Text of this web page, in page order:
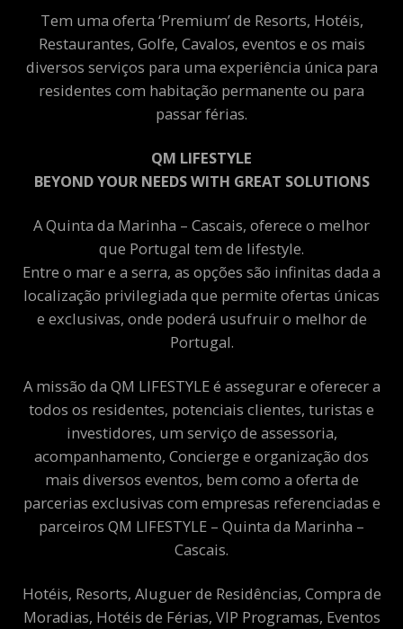
Tem uma oferta ‘Premium’ de Resorts, Hotéis,
Restaurantes, Golfe, Cavalos, eventos e os mais
diversos serviços para uma experiência única para
residentes com habitação permanente ou para
passar férias.
QM LIFESTYLE
BEYOND YOUR NEEDS WITH GREAT SOLUTIONS
A Quinta da Marinha – Cascais, oferece o melhor
que Portugal tem de lifestyle.
Entre o mar e a serra, as opções são infinitas dada a
localização privilegiada que permite ofertas únicas
e exclusivas, onde poderá usufruir o melhor de
Portugal.
A missão da QM LIFESTYLE é assegurar e oferecer a
todos os residentes, potenciais clientes, turistas e
investidores, um serviço de assessoria,
acompanhamento, Concierge e organização dos
mais diversos eventos, bem como a oferta de
parcerias exclusivas com empresas referenciadas e
parceiros QM LIFESTYLE – Quinta da Marinha –
Cascais.
Hotéis, Resorts, Aluguer de Residências, Compra de
Moradias, Hotéis de Férias, VIP Programas, Eventos